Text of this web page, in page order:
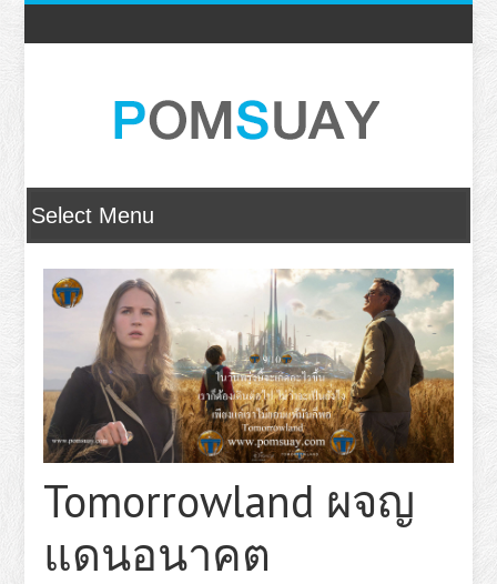
Tomorrowland ผจญ
แดนอนาคต